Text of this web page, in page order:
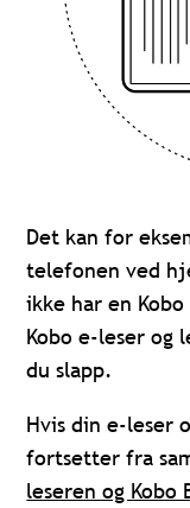
Det kan for
telefonen ved
ikke har en
Kobo e-leser og
du slapp.
Hvis din e-leser
fortsetter fra
leseren og Kobo